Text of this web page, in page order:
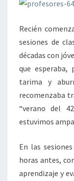
Recién
sesiones de
décadas con
que
tarima y
recomenzaba
“verano del
estuvimos
En las
horas antes,
aprendizaje y